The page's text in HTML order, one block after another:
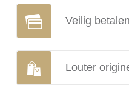
Veilig
Louter